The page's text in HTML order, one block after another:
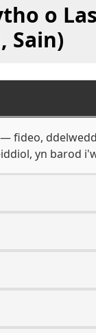
o
Sain)
fideo,
yn barod